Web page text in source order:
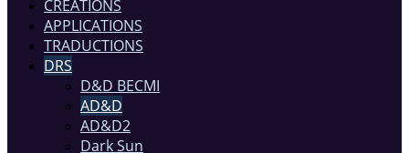
CRÉATIONS
APPLICATIONS
TRADUCTIONS
DRS
D&D BECMI
AD&D
AD&D2
Dark Sun